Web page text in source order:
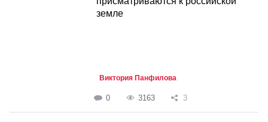
земле
Виктория Панфилова
0 3163 3